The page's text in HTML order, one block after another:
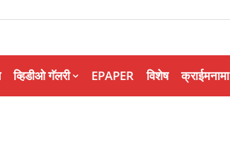
व्हिडीओ गॅलरी EPAPER विशेष क्राईमनामा